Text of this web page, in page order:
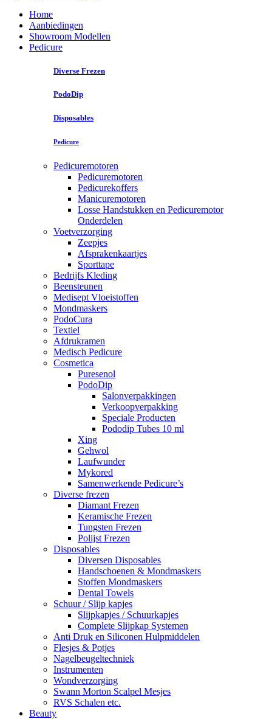
Home
Aanbiedingen
Showroom Modellen
Pedicure
Diverse Frezen
PodoDip
Disposables
Pedicure
Pedicuremotoren
Pedicuremotoren
Pedicurekoffers
Manicuremotoren
Losse Handstukken en Pedicuremotor
Onderdelen
Voetverzorging
Zeepjes
Afsprakenkaartjes
Sporttape
Bedrijfs Kleding
Beensteunen
Medisept Vloeistoffen
Mondmaskers
PodoCura
Textiel
Afdrukramen
Medisch Pedicure
Cosmetica
Puresenol
PodoDip
Salonverpakkingen
Verkoopverpakking
Speciale Producten
Pododip Tubes 10 ml
Xing
Gehwol
Laufwunder
Mykored
Samenwerkende Pedicure’s
Diverse frezen
Diamant Frezen
Keramische Frezen
Tungsten Frezen
Polijst Frezen
Disposables
Diversen Disposables
Handschoenen & Mondmaskers
Stoffen Mondmaskers
Dental Towels
Schuur / Slijp kapjes
Slijpkapjes / Schuurkapjes
Complete Slijpkap Systemen
Anti Druk en Siliconen Hulpmiddelen
Flesjes & Potjes
Nagelbeugeltechniek
Instrumenten
Wondverzorging
Swann Morton Scalpel Mesjes
RVS Schalen etc.
Beauty